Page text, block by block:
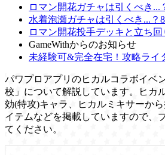
ロマン開花ガチャは引くべき...
水着泡瀬ガチャは引くべき...？
ロマン開花投手デッキと立ち
GameWithからのお知らせ
未経験可&完全在宅！攻略ライ
パワプロアプリのヒカルコラボイベ
校」について解説しています。ヒカ
効(特攻)キャラ、ヒカルミキサーか
イテムなどを掲載していますので、
てください。